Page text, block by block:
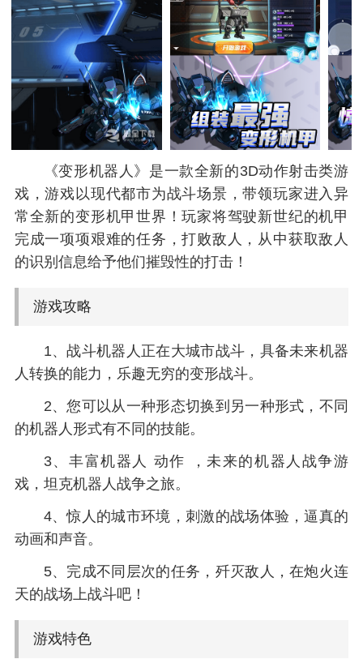
《变形机器人》是一款全新的3D动作射击类游
戏，游戏以现代都市为战斗场景，带领玩家进入异
常全新的变形机甲世界！玩家将驾驶新世纪的机甲
完成一项项艰难的任务，打败敌人，从中获取敌人
的识别信息给予他们摧毁性的打击！
游戏攻略
1、战斗机器人正在大城市战斗，具备未来机器
人转换的能力，乐趣无穷的变形战斗。
2、您可以从一种形态切换到另一种形式，不同
的机器人形式有不同的技能。
3、丰富机器人 动作 ，未来的机器人战争游
戏，坦克机器人战争之旅。
4、惊人的城市环境，刺激的战场体验，逼真的
动画和声音。
5、完成不同层次的任务，歼灭敌人，在炮火连
天的战场上战斗吧！
游戏特色